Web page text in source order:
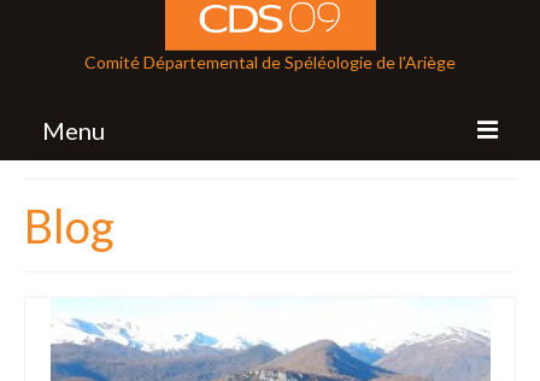
Comité Départemental de Spéléologie de l'Ariège
Menu
Comité Départemental de spéléologie de
Le karst ariégeois
Commissions
Blog